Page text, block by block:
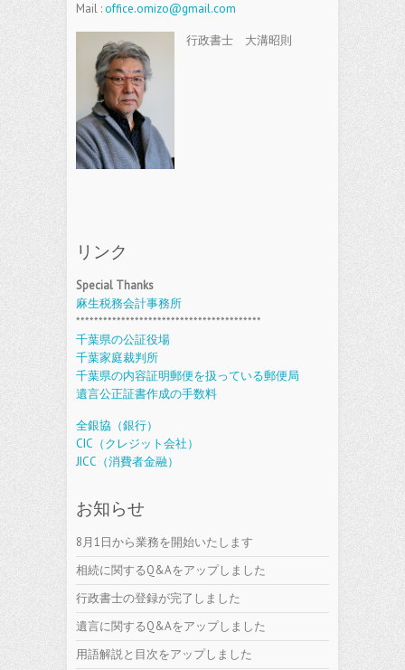
Mail :office.omizo@gmail.com
行政書士 大溝昭則
リンク
Special Thanks
麻生税務会計事務所
*****************************************
千葉県の公証役場
千葉家庭裁判所
千葉県の内容証明郵便を扱っている郵便局
遺言公正証書作成の手数料
全銀協（銀行）
CIC（クレジット会社）
JICC（消費者金融）
お知らせ
8月1日から業務を開始いたします
相続に関するQ&Aをアップしました
行政書士の登録が完了しました
遺言に関するQ&Aをアップしました
用語解説と目次をアップしました